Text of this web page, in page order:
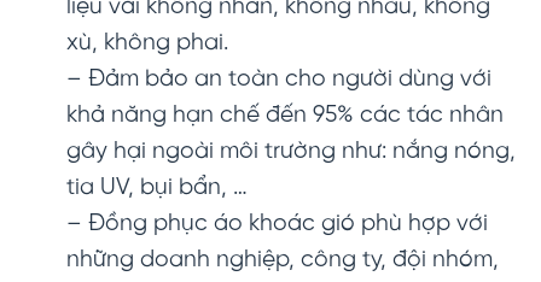
liệu vải không nhăn, không nhàu, không
xù, không phai.
– Đảm bảo an toàn cho người dùng với
khả năng hạn chế đến 95% các tác nhân
gây hại ngoài môi trường như: nắng nóng,
tia UV, bụi bẩn, …
– Đồng phục áo khoác gió phù hợp với
những doanh nghiệp, công ty, đội nhóm,